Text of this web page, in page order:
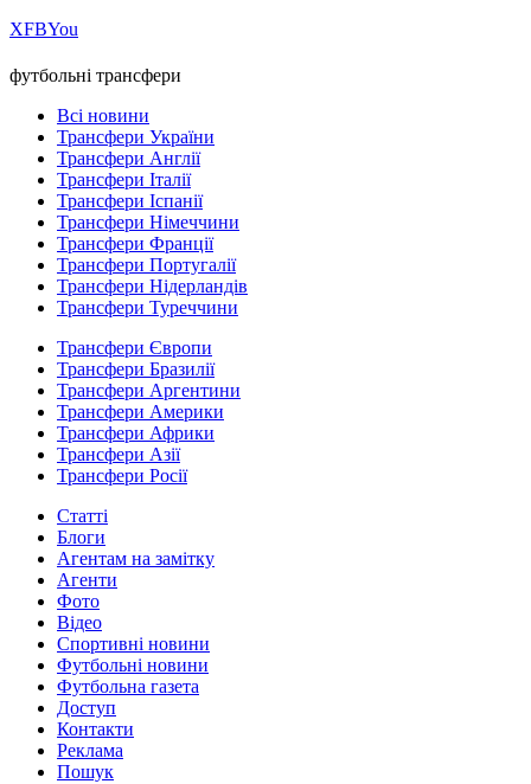
ХFBYou
футбольні трансфери
Всі новини
Трансфери України
Трансфери Англії
Трансфери Італії
Трансфери Іспанії
Трансфери Німеччини
Трансфери Франції
Трансфери Португалії
Трансфери Нідерландів
Трансфери Туреччини
Трансфери Європи
Трансфери Бразилії
Трансфери Аргентини
Трансфери Америки
Трансфери Африки
Трансфери Азії
Трансфери Росії
Статті
Блоги
Агентам на замітку
Агенти
Фото
Відео
Спортивні новини
Футбольні новини
Футбольна газета
Доступ
Контакти
Реклама
Пошук